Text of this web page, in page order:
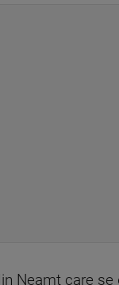
Neamț care